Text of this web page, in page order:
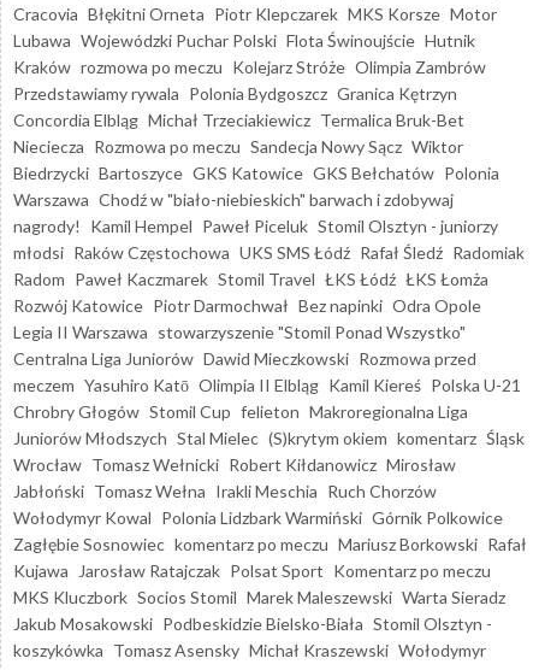
Cracovia Błękitni Orneta Piotr Klepczarek MKS Korsze Motor
Lubawa Wojewódzki Puchar Polski Flota Świnoujście Hutnik
Kraków rozmowa po meczu Kolejarz Stróże Olimpia Zambrów
Przedstawiamy rywala Polonia Bydgoszcz Granica Kętrzyn
Concordia Elbląg Michał Trzeciakiewicz Termalica Bruk-Bet
Nieciecza Rozmowa po meczu Sandecja Nowy Sącz Wiktor
Biedrzycki Bartoszyce GKS Katowice GKS Bełchatów Polonia
Warszawa Chodź w "biało-niebieskich" barwach i zdobywaj
nagrody!
Kamil Hempel Paweł Piceluk Stomil Olsztyn - juniorzy
młodsi Raków Częstochowa UKS SMS Łódź Rafał Śledź Radomiak
Radom Paweł Kaczmarek Stomil Travel ŁKS Łódź ŁKS Łomża
Rozwój Katowice Piotr Darmochwał Bez napinki Odra Opole
Legia II Warszawa stowarzyszenie "Stomil Ponad Wszystko"
Centralna Liga Juniorów Dawid Mieczkowski Rozmowa przed
meczem Yasuhiro Katō Olimpia II Elbląg Kamil Kiereś Polska U-21
Chrobry Głogów Stomil Cup felieton Makroregionalna Liga
Juniorów Młodszych Stal Mielec (S)krytym okiem komentarz Śląsk
Wrocław Tomasz Wełnicki Robert Kiłdanowicz Mirosław
Jabłoński Tomasz Wełna Irakli Meschia Ruch Chorzów
Wołodymyr Kowal Polonia Lidzbark Warmiński Górnik Polkowice
Zagłębie Sosnowiec komentarz po meczu Mariusz Borkowski Rafał
Kujawa
Jarosław Ratajczak Polsat Sport Komentarz po meczu
MKS Kluczbork Socios Stomil Marek Maleszewski Warta Sieradz
Jakub Mosakowski Podbeskidzie Bielsko-Biała Stomil Olsztyn -
koszykówka Tomasz Asensky Michał Kraszewski Wołodymyr